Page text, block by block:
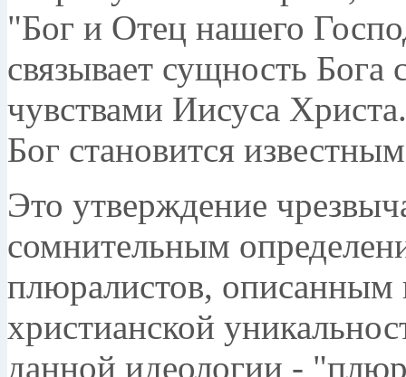
"Бог и Отец нашего
связывает сущность
чувствами Иисуса
Бог становится
Это утверждение
сомнительным
плюралистов,
христианской
данной идеологии -